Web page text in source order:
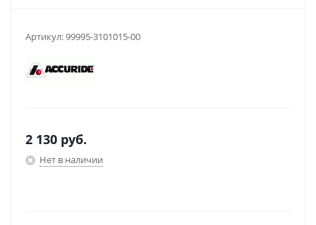
Артикул:99995-3101015-00
2 130 руб.
Нет в наличии